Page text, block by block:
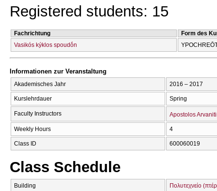
Registered students: 15
Fachrichtung
Form des
Vasikós kýklos spoudṓn
Informationen zur Veranstaltung
Akademisches Jahr 2016 – 2017
Kurslehrdauer Spring
Faculty Instructors Apostolos
Weekly Hours 4
Class ID 600060019
Class Schedule
Building Πολυτεχνείο